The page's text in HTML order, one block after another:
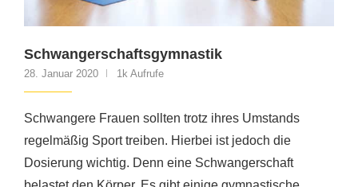
Schwangerschaftsgymnastik
28. Januar 2020 1k Aufrufe
Schwangere Frauen sollten trotz ihres Umstands
regelmäßig Sport treiben. Hierbei ist jedoch die
Dosierung wichtig. Denn eine Schwangerschaft